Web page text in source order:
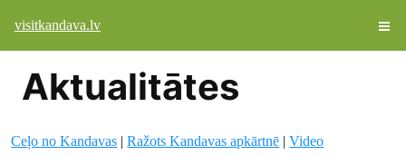
visitkandava.lv
Aktualitātes
Ceļo no Kandavas |Ražots Kandavas apkārtnē |Video